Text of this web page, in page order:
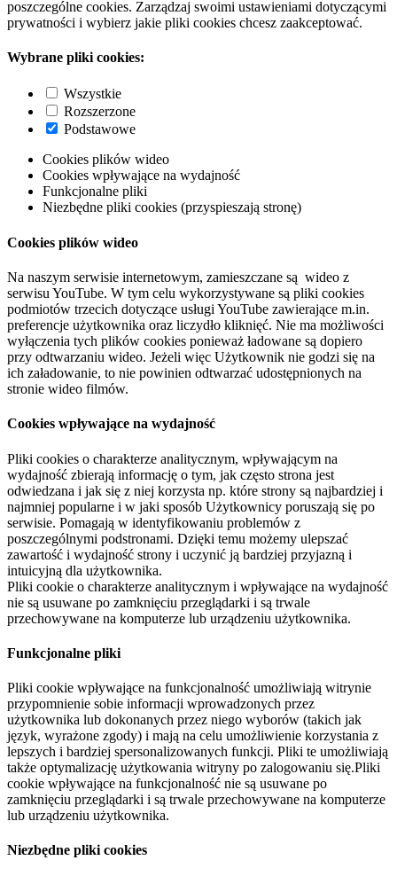
poszczególne cookies. Zarządzaj swoimi ustawieniami dotyczącymi
prywatności i wybierz jakie pliki cookies chcesz zaakceptować.
Wybrane pliki cookies:
Wszystkie
Rozszerzone
Podstawowe
Cookies plików wideo
Cookies wpływające na wydajność
Funkcjonalne pliki
Niezbędne pliki cookies (przyspieszają stronę)
Cookies plików wideo
Na naszym serwisie internetowym, zamieszczane są wideo z
serwisu YouTube. W tym celu wykorzystywane są pliki cookies
podmiotów trzecich dotyczące usługi YouTube zawierające m.in.
preferencje użytkownika oraz liczydło kliknięć. Nie ma możliwości
wyłączenia tych plików cookies ponieważ ładowane są dopiero
przy odtwarzaniu wideo. Jeżeli więc Użytkownik nie godzi się na
ich załadowanie, to nie powinien odtwarzać udostępnionych na
stronie wideo filmów.
Cookies wpływające na wydajność
Pliki cookies o charakterze analitycznym, wpływającym na
wydajność zbierają informację o tym, jak często strona jest
odwiedzana i jak się z niej korzysta np. które strony są najbardziej i
najmniej popularne i w jaki sposób Użytkownicy poruszają się po
serwisie. Pomagają w identyfikowaniu problemów z
poszczególnymi podstronami. Dzięki temu możemy ulepszać
zawartość i wydajność strony i uczynić ją bardziej przyjazną i
intuicyjną dla użytkownika.
Pliki cookie o charakterze analitycznym i wpływające na wydajność
nie są usuwane po zamknięciu przeglądarki i są trwale
przechowywane na komputerze lub urządzeniu użytkownika.
Funkcjonalne pliki
Pliki cookie wpływające na funkcjonalność umożliwiają witrynie
przypomnienie sobie informacji wprowadzonych przez
użytkownika lub dokonanych przez niego wyborów (takich jak
język, wyrażone zgody) i mają na celu umożliwienie korzystania z
lepszych i bardziej spersonalizowanych funkcji. Pliki te umożliwiają
także optymalizację użytkowania witryny po zalogowaniu się.Pliki
cookie wpływające na funkcjonalność nie są usuwane po
zamknięciu przeglądarki i są trwale przechowywane na komputerze
lub urządzeniu użytkownika.
Niezbędne pliki cookies